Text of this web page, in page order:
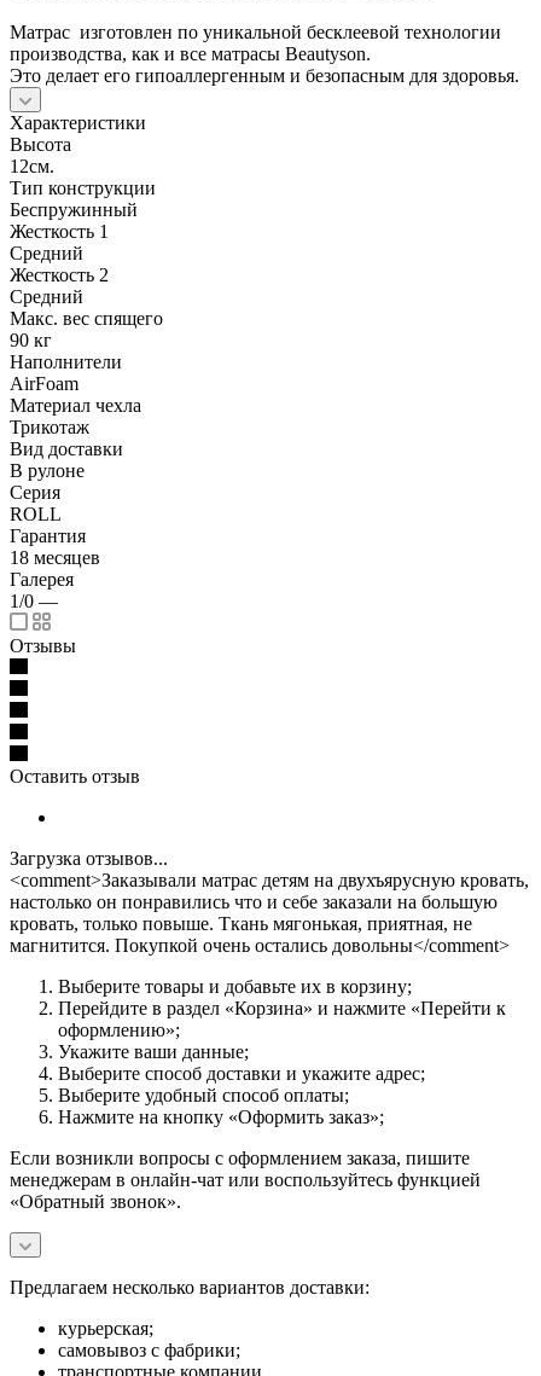
Матрас изготовлен по уникальной бесклеевой технологии
производства, как и все матрасы Beautyson.
Это делает его гипоаллергенным и безопасным для здоровья.
Характеристики
Высота
12см.
Тип конструкции
Беспружинный
Жесткость 1
Средний
Жесткость 2
Средний
Макс. вес спящего
90 кг
Наполнители
AirFoam
Материал чехла
Трикотаж
Вид доставки
В рулоне
Серия
ROLL
Гарантия
18 месяцев
Галерея
1/0 —
Отзывы
Оставить отзыв
Загрузка отзывов...
<comment>Заказывали матрас детям на двухъярусную кровать,
настолько он понравились что и себе заказали на большую
кровать, только повыше. Ткань мягонькая, приятная, не
магнитится. Покупкой очень остались довольны</comment>
Выберите товары и добавьте их в корзину;
Перейдите в раздел «Корзина» и нажмите «Перейти к
оформлению»;
Укажите ваши данные;
Выберите способ доставки и укажите адрес;
Выберите удобный способ оплаты;
Нажмите на кнопку «Оформить заказ»;
Если возникли вопросы с оформлением заказа, пишите
менеджерам в онлайн-чат или воспользуйтесь функцией
«Обратный звонок».
Предлагаем несколько вариантов доставки:
курьерская;
самовывоз с фабрики;
транспортные компании.